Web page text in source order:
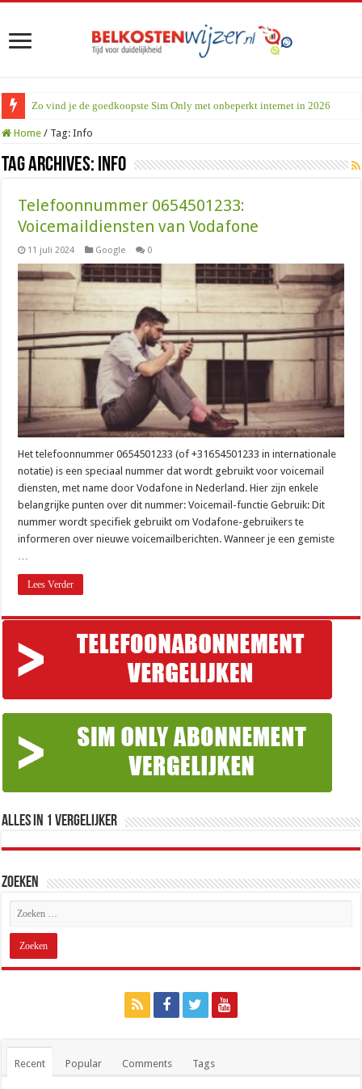
Zo vind je de goedkoopste Sim Only met onbeperkt internet in 2026
Home / Tag:Info
Tag Archives: Info
Telefoonnummer 0654501233:
Voicemaildiensten van Vodafone
11 juli 2024 Google 0
Het telefoonnummer 0654501233 (of +31654501233 in internationale
notatie) is een speciaal nummer dat wordt gebruikt voor voicemail
diensten, met name door Vodafone in Nederland. Hier zijn enkele
belangrijke punten over dit nummer: Voicemail-functie Gebruik: Dit
nummer wordt specifiek gebruikt om Vodafone-gebruikers te
informeren over nieuwe voicemailberichten. Wanneer je een gemiste
Lees Verder
Alles in 1 Vergelijker
Zoeken
Recent Popular Comments Tags